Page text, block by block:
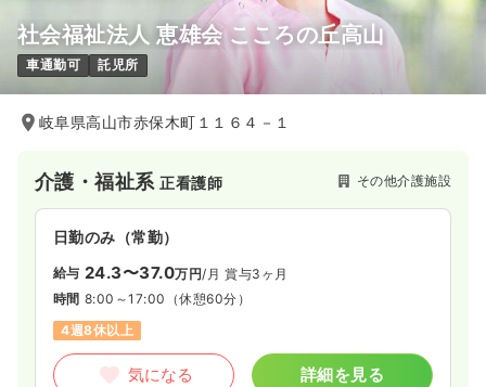
社会福祉法人 恵雄会 こころの丘高山
車通勤可 託児所
岐阜県高山市赤保木町１１６４－１
介護・福祉系正看護師 その他介護施設
日勤のみ（常勤）
給与 24.3〜37.0万円/月 賞与3ヶ月
時間 8:00～17:00 （休憩60分）
4週8休以上
気になる 詳細を見る